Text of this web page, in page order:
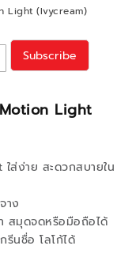
Light (Ivycream)
Light
ส่ง่าย สะดวกสบายใน
าง
สมุดจดหรือมือถือได้
นชื่อ โลโก้ได้
Subscribe